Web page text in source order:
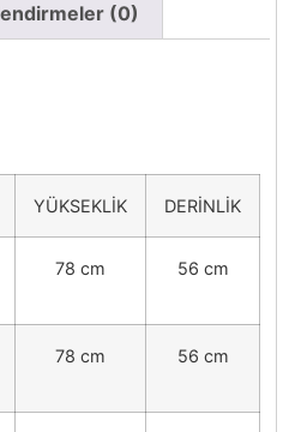
(0)
YÜKSEKLİK DERİNLİK
78 cm 56 cm
78 cm 56 cm